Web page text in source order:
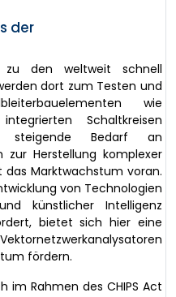
der
zu den weltweit schnell
dort zum Testen und
wie
Schaltkreisen
steigende Bedarf an
zur Herstellung komplexer
Marktwachstum voran.
von Technologien
künstlicher Intelligenz
bietet sich hier eine
fördern.
im Rahmen des CHIPS Act